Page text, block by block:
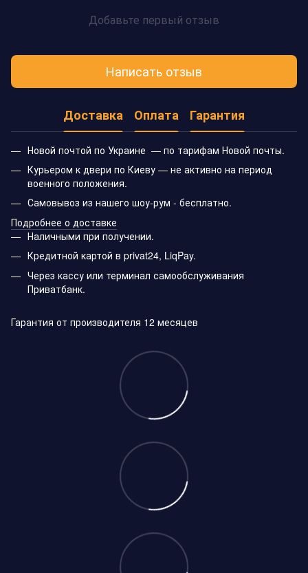
Добавьте первый отзыв
Написать отзыв
Доставка Оплата Гарантия
Новой почтой по Украине — по тарифам Новой почты.
Курьером к двери по Киеву — не активно на период
военного положения.
Самовывоз из нашего шоу-рум - бесплатно.
Подробнее о доставке
Наличными при получении.
Кредитной картой в privat24, LiqPay.
Через кассу или терминал самообслуживания
Приватбанк.
Гарантия от производителя 12 месяцев